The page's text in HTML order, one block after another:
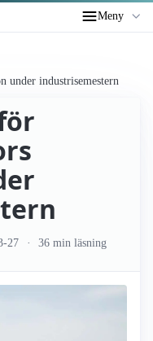
Meny
under industri­semestern
27 36 min läsning